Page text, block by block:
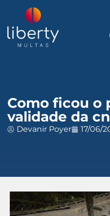
Como ficou o
validade da
Devanir Poyer 17/06/